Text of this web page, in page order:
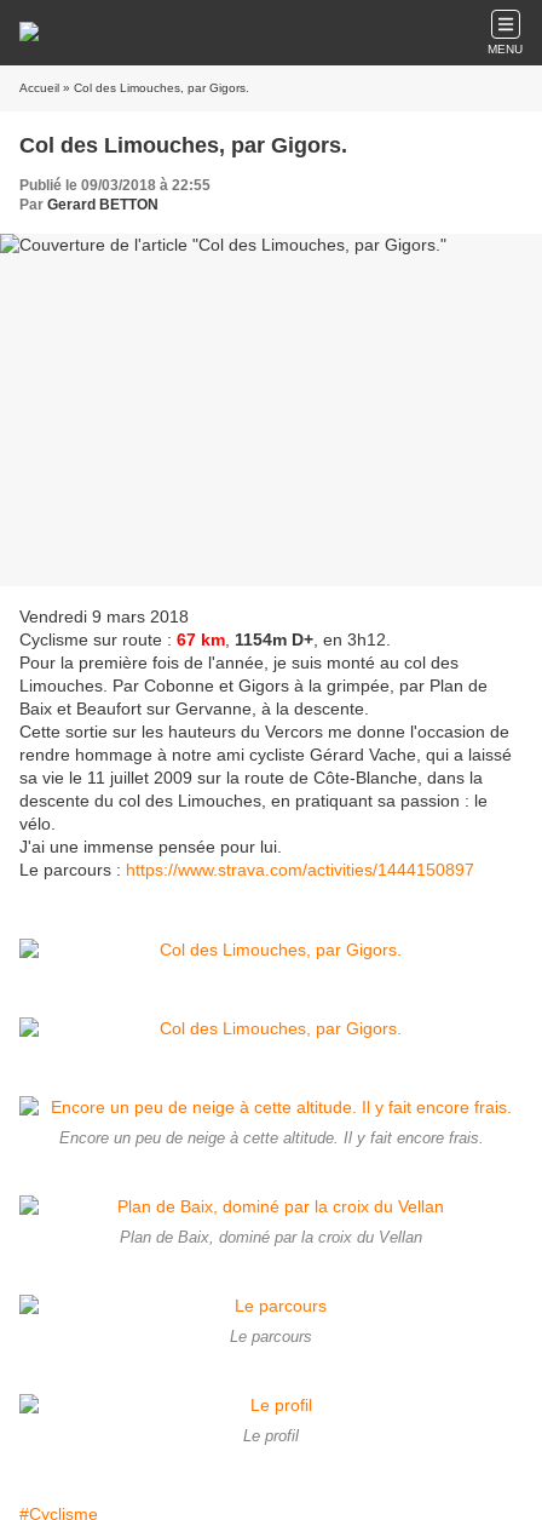
MENU
Accueil » Col des Limouches, par Gigors.
Col des Limouches, par Gigors.
Publié le 09/03/2018 à 22:55
Par Gerard BETTON
Vendredi 9 mars 2018
Cyclisme sur route : 67 km 1154m D+ , en 3h12.
Pour la première fois de l'année, je suis monté au col des
Limouches. Par Cobonne et Gigors à la grimpée, par Plan de
Baix et Beaufort sur Gervanne, à la descente.
Cette sortie sur les hauteurs du Vercors me donne l'occasion de
rendre hommage à notre ami cycliste Gérard Vache, qui a laissé
sa vie le 11 juillet 2009 sur la route de Côte-Blanche, dans la
descente du col des Limouches, en pratiquant sa passion : le
vélo.
J'ai une immense pensée pour lui.
Le parcours : https://www.strava.com/activities/1444150897
Encore un peu de neige à cette altitude. Il y fait encore frais.
Plan de Baix, dominé par la croix du Vellan
Le parcours
Le profil
#Cyclisme